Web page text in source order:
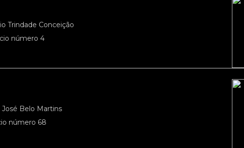
Trindade Conceição
número 4
Belo Martins
número 68